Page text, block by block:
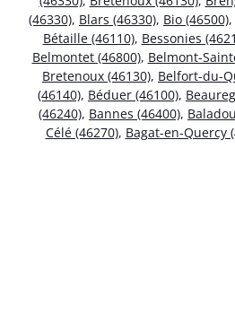
(46330), Blars (46330), Bio (46500),
Bétaille (46110), Bessonies
Belmontet (46800), Belmont-
Bretenoux (46130), Belfort-du-
(46140), Béduer (46100),
(46240), Bannes (46400),
Célé (46270), Bagat-en-Quercy